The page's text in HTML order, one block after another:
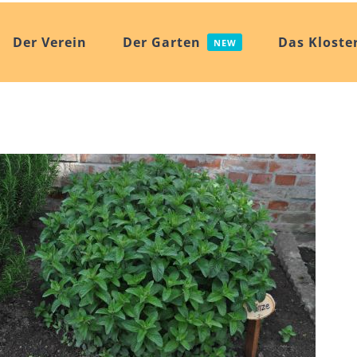
Der Verein Der Garten NEW Das